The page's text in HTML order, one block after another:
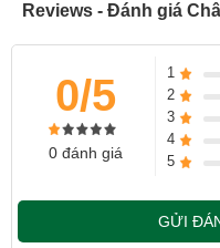
Reviews - Đánh giá
0/5
0 đánh giá
1
2
3
4
5
GỬI